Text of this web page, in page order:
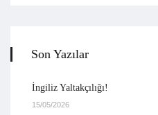
Son Yazılar
İngiliz Yaltakçılığı!
15/05/2026